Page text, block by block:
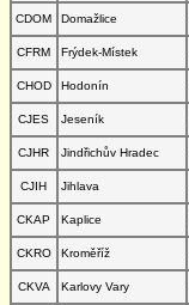
CDOM
Domažlice
CFRM
Frýdek-Místek
CHOD
Hodonín
CJES
Jeseník
CJHR
Jindřichův Hradec
CJIH
Jihlava
CKAP
Kaplice
CKRO
Kroměříž
CKVA
Karlovy Vary